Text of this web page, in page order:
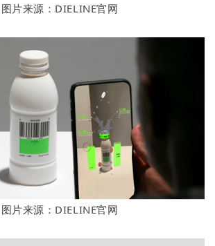
图片来源：DIELINE官网
图片来源：DIELINE官网